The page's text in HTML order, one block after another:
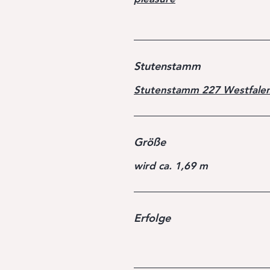
Stutenstamm
Stutenstamm 227
Größe
wird ca. 1,69 m
Erfolge